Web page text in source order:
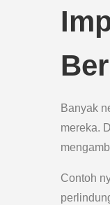
Banyak
mereka.
Contoh